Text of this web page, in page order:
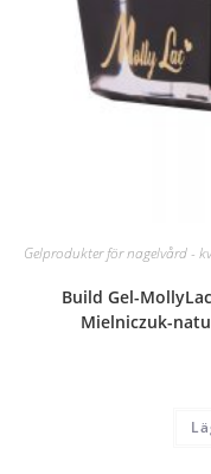
Gelprodukter för nagelvård -
Build Gel-
Mielniczuk-